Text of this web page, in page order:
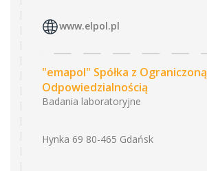
www.elpol.pl
"emapol" Spółka z Ograniczoną
Odpowiedzialnością
Badania laboratoryjne
Hynka 69 80-465 Gdańsk